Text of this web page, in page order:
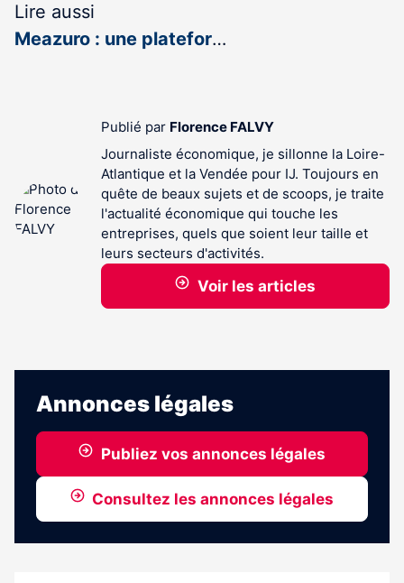
Lire aussi
Meazuro : une platefor…
Publié par Florence FALVY
Journaliste économique, je sillonne la Loire-
Atlantique et la Vendée pour IJ. Toujours en
quête de beaux sujets et de scoops, je traite
l'actualité économique qui touche les
entreprises, quels que soient leur taille et
leurs secteurs d'activités.
Voir les articles
Annonces légales
Publiez vos annonces légales
Consultez les annonces légales